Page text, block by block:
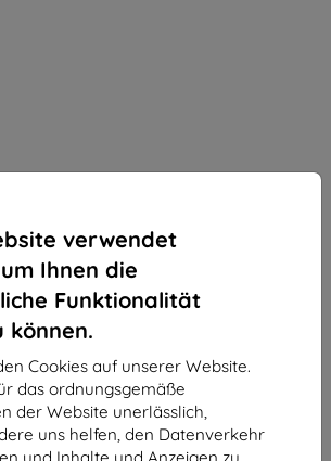
verwendet
Ihnen die
Funktionalität
können.
Cookies auf unserer Website.
das ordnungsgemäße
der Website unerlässlich,
uns helfen, den Datenverkehr
und Inhalte und Anzeigen zu
Schutzfolie für Redmi Note
Redmi Note 12 Pro